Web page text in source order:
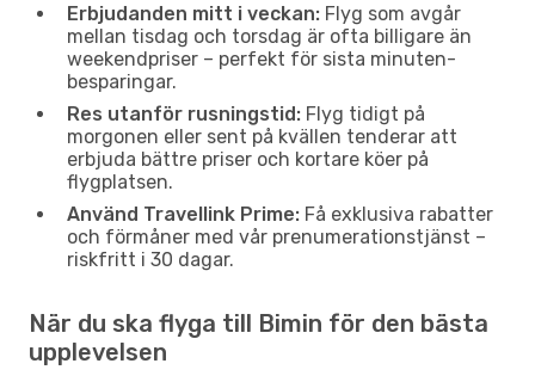
Erbjudanden mitt i veckan: Flyg som avgår
mellan tisdag och torsdag är ofta billigare än
weekendpriser – perfekt för sista minuten-
besparingar.
Res utanför rusningstid: Flyg tidigt på
morgonen eller sent på kvällen tenderar att
erbjuda bättre priser och kortare köer på
flygplatsen.
Använd Travellink Prime: Få exklusiva rabatter
och förmåner med vår prenumerationstjänst –
riskfritt i 30 dagar.
När du ska flyga till Bimin för den bästa
upplevelsen